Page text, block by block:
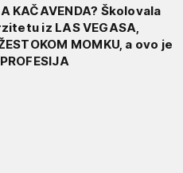
KAČAVENDA? Školovala
iz LAS VEGASA,
MOMKU, a ovo je